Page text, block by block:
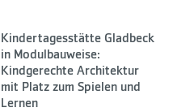
Kindertagesstätte Gladbeck
in Modulbauweise:
Kindgerechte Architektur
mit Platz zum Spielen und
Lernen